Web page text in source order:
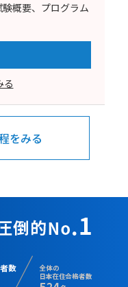
概要、プログラム
る
をみる